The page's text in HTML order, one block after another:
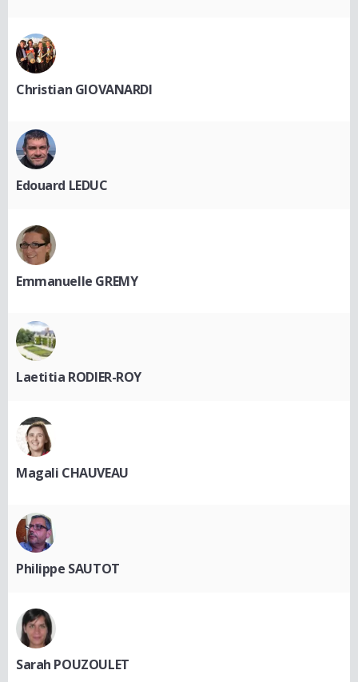
Christian GIOVANARDI
Edouard LEDUC
Emmanuelle GREMY
Laetitia RODIER-ROY
Magali CHAUVEAU
Philippe SAUTOT
Sarah POUZOULET